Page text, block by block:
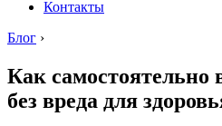
Контакты
Блог ›
Как
без вреда для